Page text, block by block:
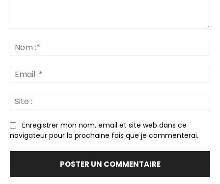
:*
:*
:
Enregistrer mon nom, email et site web dans ce
navigateur pour la prochaine fois que je commenterai.